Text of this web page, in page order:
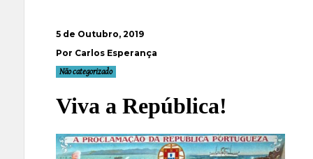
5 de Outubro, 2019
Por Carlos Esperança
Não categorizado
Viva a República!